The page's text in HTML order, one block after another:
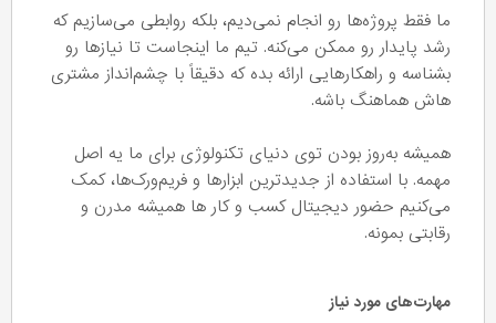
ما فقط پروژه‌ها رو انجام نمی‌دیم، بلکه روابطی می‌سازیم که
رشد پایدار رو ممکن می‌کنه. تیم ما اینجاست تا نیازها رو
بشناسه و راهکارهایی ارائه بده که دقیقاً با چشم‌انداز مشتری
هاش هماهنگ باشه.
همیشه به‌روز بودن توی دنیای تکنولوژی برای ما یه اصل
مهمه. با استفاده از جدیدترین ابزارها و فریم‌ورک‌ها، کمک
می‌کنیم حضور دیجیتال کسب و کار ها همیشه مدرن و
رقابتی بمونه.
مهارت‌های مورد نیاز